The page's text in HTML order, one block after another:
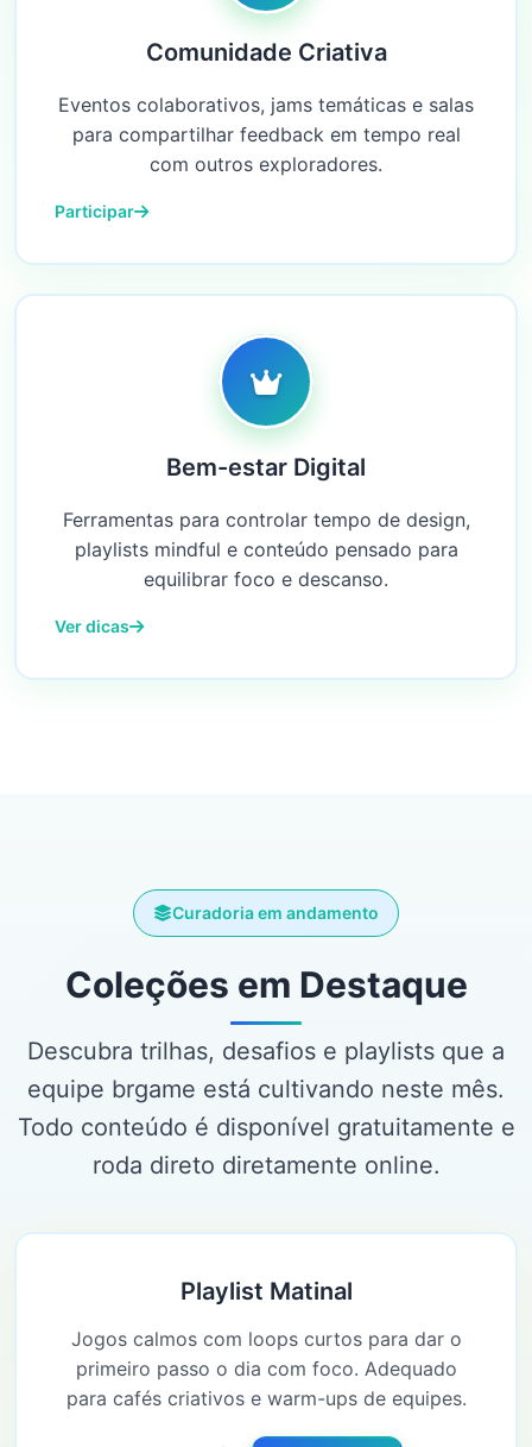
Comunidade Criativa
Eventos colaborativos, jams temáticas e salas
para compartilhar feedback em tempo real
com outros exploradores.
Participar
Bem-estar Digital
Ferramentas para controlar tempo de design,
playlists mindful e conteúdo pensado para
equilibrar foco e descanso.
Ver dicas
Curadoria em andamento
Coleções em Destaque
Descubra trilhas, desafios e playlists que a
equipe brgame está cultivando neste mês.
Todo conteúdo é disponível gratuitamente e
roda direto diretamente online.
Playlist Matinal
Jogos calmos com loops curtos para dar o
primeiro passo o dia com foco. Adequado
para cafés criativos e warm-ups de equipes.